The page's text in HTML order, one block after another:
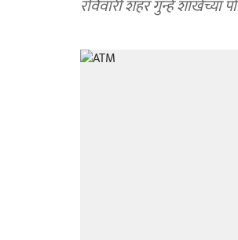
रविवारी शहर गुन्हे शाखेच्या